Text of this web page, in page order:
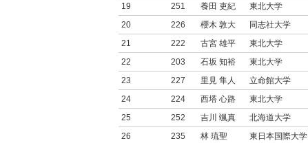
19
251 養田 吏紀 東北大学
20
226 櫻木 敦大 同志社大学
21
222 古宮 雄平 東北大学
22
203 石坂 知裕 東北大学
23
227 里見 隼人 立命館大学
24
224 西塔 心路 東北大学
25
252 吉川 颯真 北海道大学
26
235 林 琉聖 東日本国際大学